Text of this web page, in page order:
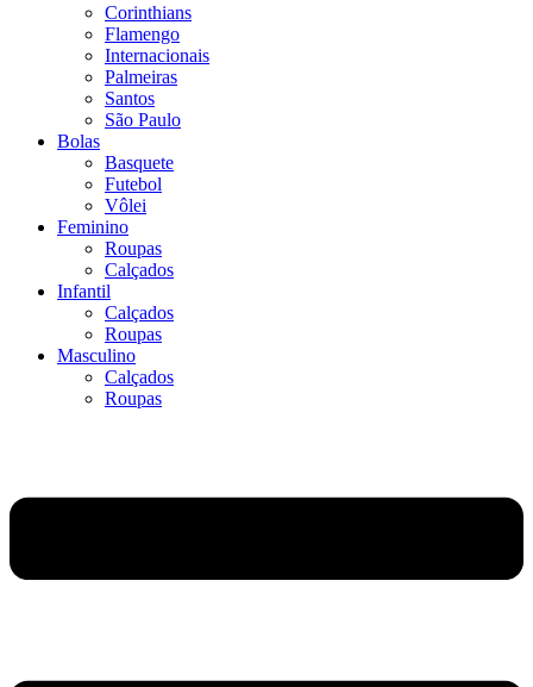
Corinthians
Flamengo
Internacionais
Palmeiras
Santos
São Paulo
Bolas
Basquete
Futebol
Vôlei
Feminino
Roupas
Calçados
Infantil
Calçados
Roupas
Masculino
Calçados
Roupas